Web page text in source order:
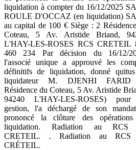
liquidation à compter du 16/12/2025
ROULE D'OCCAZ (en liquidation)
au capital de 100 € Siège : 2
Coteau, 5 Av. Aristide Briand,
L'HAY-LES-ROSES RCS CRETEIL
460 234 Par décision du 16/12/
l'associé unique a approuvé les
définitifs de liquidation, donné
liquidateur M. DJENHI
Résidence du Coteau, 5 Av. Aristide
94240 L'HAY-LES-ROSES)
gestion, l'a déchargé de son
prononcé la clôture des
liquidation. Radiation au RCS
CRETEIL. . Radiation au RCS
CRÉTEIL.